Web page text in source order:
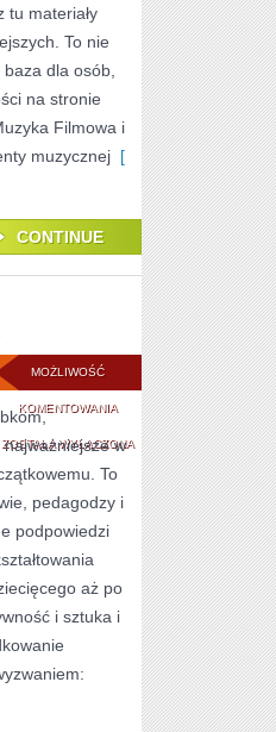
tu materiały
To nie
dla osób,
na stronie
Filmowa i
muzycznej [
CONTINUE
MOŻLIWOŚĆ
KOMENTOWANIAROZWÓJ
MOWY
I
JĘZYKA
ZOSTAŁA WYŁĄCZONA
w
To
pedagodzy i
podpowiedzi
aż po
i sztuka i